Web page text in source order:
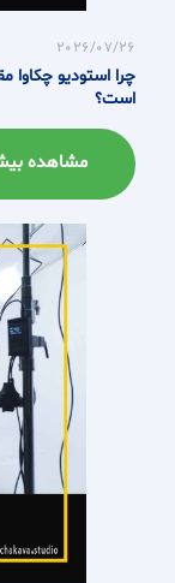
2026/07/26
چرا استودیو چکاوا
است؟
مشاهده